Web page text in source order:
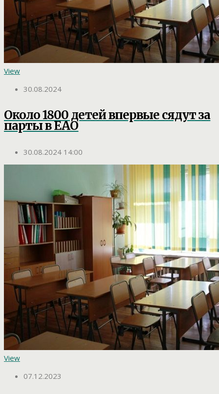
View
30.08.2024
Около 1800 детей впервые сядут за
парты в ЕАО
30.08.2024 14:00
View
07.12.2023